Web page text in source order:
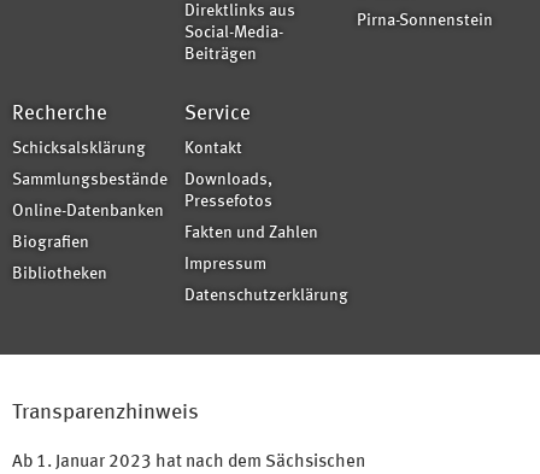
Direktlinks aus
Social-Media-
Beiträgen
Pirna-Sonnenstein
Recherche
Schicksalsklärung
Sammlungsbestände
Online-Datenbanken
Biografien
Bibliotheken
Service
Kontakt
Downloads,
Pressefotos
Fakten und Zahlen
Impressum
Datenschutzerklärung
Transparenzhinweis
Ab 1. Januar 2023 hat nach dem Sächsischen